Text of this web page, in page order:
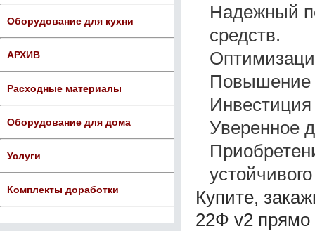
Оборудование для кухни
АРХИВ
Расходные материалы
Оборудование для дома
Услуги
Комплекты доработки
Надежный
средств.
Повышение
Уверенное
Купите,
22Ф v2 прямо